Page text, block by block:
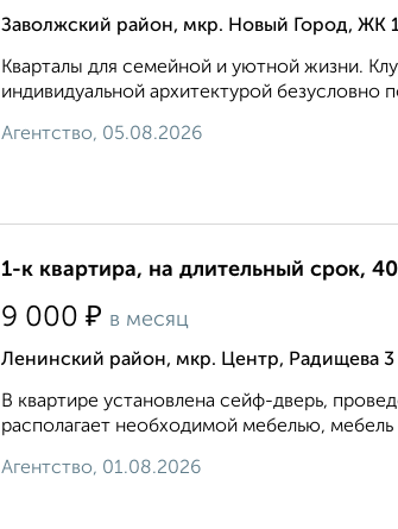
Заволжский район, мкр. Новый Город, ЖК
Кварталы для семейной и уютной жизни.
индивидуальной архитектурой
Агентство, 05.08.2026
1-к квартира, на длительный срок,
9 000 ₽ в месяц
Ленинский район, мкр. Центр, Радищева 3
В квартире установлена сейф-дверь,
располагает необходимой мебелью,
Агентство, 01.08.2026